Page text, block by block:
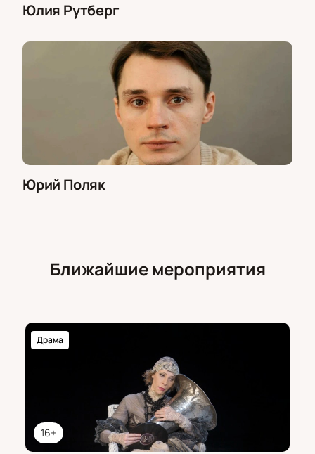
Юлия Рутберг
Юрий Поляк
Ближайшие мероприятия
16+
Драма